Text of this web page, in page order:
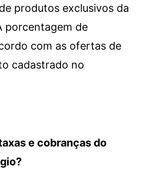
produtos exclusivos da
porcentagem de
com as ofertas de
cadastrado no
e cobranças do